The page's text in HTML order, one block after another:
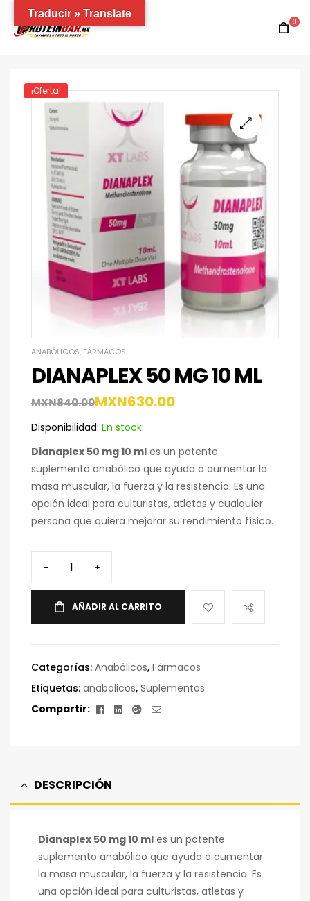
0
¡Oferta!
ANABÓLICOS, FÁRMACOS
DIANAPLEX 50 MG 10 ML
MXN840.00MXN630.00
Disponibilidad: En stock
Dianaplex 50 mg 10 ml es un potente
suplemento anabólico que ayuda a aumentar la
masa muscular, la fuerza y la resistencia. Es una
opción ideal para culturistas, atletas y cualquier
persona que quiera mejorar su rendimiento físico.
- +
AÑADIR AL CARRITO
Categorías: Anabólicos, Fármacos
Etiquetas: anabolicos, Suplementos
Compartir:
Facebook
LinkedinGoogle+
Correo
DESCRIPCIÓN
Dianaplex 50 mg 10 ml es un potente
suplemento anabólico que ayuda a aumentar
la masa muscular, la fuerza y la resistencia. Es
una opción ideal para culturistas, atletas y
Traducir » Translate